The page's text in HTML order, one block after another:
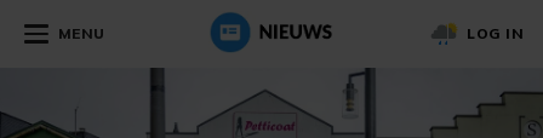
MENU LOG IN